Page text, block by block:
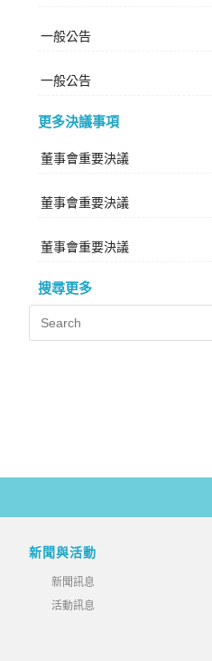
一般公告
一般公告
更多決議事項
董事會重要決議
董事會重要決議
董事會重要決議
搜尋更多
新聞與活動
新聞訊息
活動訊息